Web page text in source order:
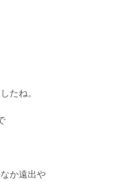
たね。
か遠出や